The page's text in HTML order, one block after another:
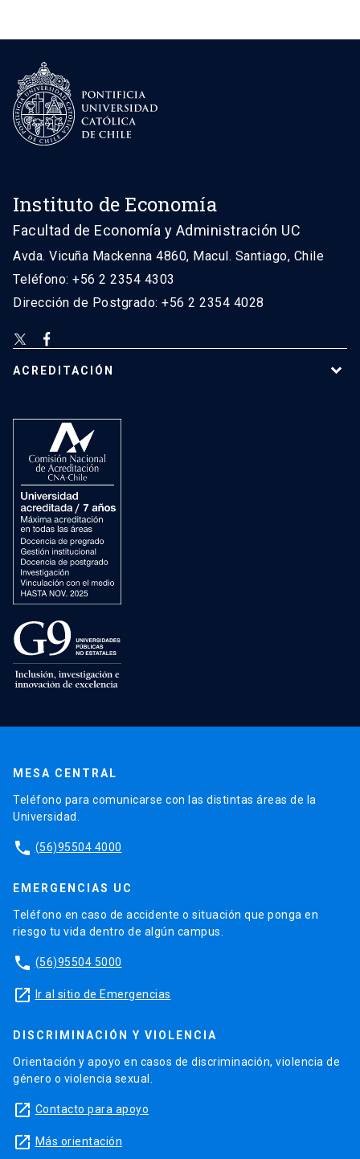
Instituto de Economía
Facultad de Economía y Administración UC
Avda. Vicuña Mackenna 4860, Macul. Santiago, Chile
Teléfono: +56 2 2354 4303
Dirección de Postgrado: +56 2 2354 4028
ACREDITACIÓN
MESA CENTRAL
Teléfono para comunicarse con las distintas áreas de la
Universidad.
phone (56)95504 4000
EMERGENCIAS UC
Teléfono en caso de accidente o situación que ponga en
riesgo tu vida dentro de algún campus.
phone (56)95504 5000
launch Ir al sitio de Emergencias
DISCRIMINACIÓN Y VIOLENCIA
Orientación y apoyo en casos de discriminación, violencia de
género o violencia sexual.
launch Contacto para apoyo
launch Más orientación